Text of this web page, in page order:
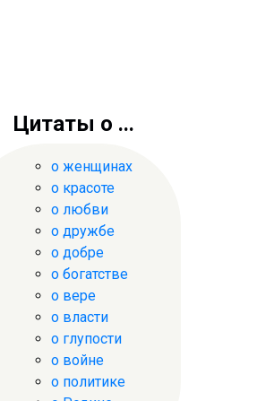
Цитаты о ...
о женщинах
о красоте
о любви
о дружбе
о добре
о богатстве
о вере
о власти
о глупости
о войне
о политике